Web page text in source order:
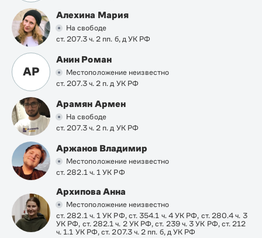
Алехина Мария
На свободе
ст. 207.3 ч. 2 пп. б, д УК РФ
АР
Анин Роман
Местоположение неизвестно
ст. 207.3 ч. 2 п. д УК РФ
Арамян Армен
На свободе
ст. 207.3 ч. 2 п. д УК РФ
Аржанов Владимир
Местоположение неизвестно
ст. 282.1 ч. 1 УК РФ
Архипова Анна
Местоположение неизвестно
ст. 282.1 ч. 1 УК РФ, ст. 354.1 ч. 4 УК РФ, ст. 280.4 ч. 3
УК РФ, ст. 282.1 ч. 2 УК РФ, ст. 239 ч. 3 УК РФ, ст. 212
ч. 1.1 УК РФ, ст. 207.3 ч. 2 пп. б, д УК РФ